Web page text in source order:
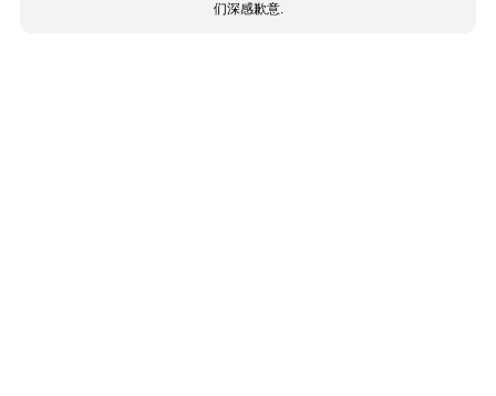
们深感歉意.